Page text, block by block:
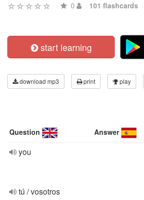
0 101 flashcards
start learning
download mp3 print play
Question Answer
you
tú / vosotros